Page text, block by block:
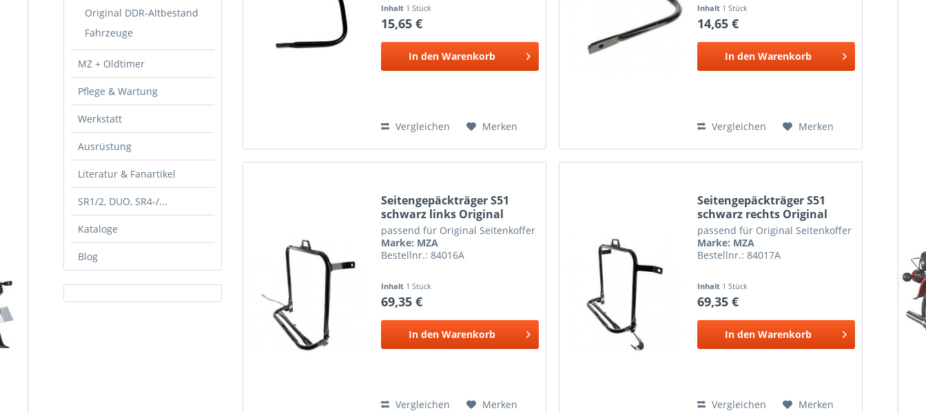
Original DDR-Altbestand
Fahrzeuge
MZ + Oldtimer
Pflege & Wartung
Werkstatt
Ausrüstung
Literatur & Fanartikel
SR1/2, DUO, SR4-/...
Kataloge
Blog
Inhalt 1 Stück
15,65 €
In den Warenkorb
Vergleichen Merken
Inhalt 1 Stück
14,65 €
In den Warenkorb
Vergleichen Merken
Seitengepäckträger S51
schwarz links Original
passend für Original Seitenkoffer
Marke: MZA
Bestellnr.: 84016A
Inhalt 1 Stück
69,35 €
In den Warenkorb
Vergleichen Merken
Seitengepäckträger S51
schwarz rechts Original
passend für Original Seitenkoffer
Marke: MZA
Bestellnr.: 84017A
Inhalt 1 Stück
69,35 €
In den Warenkorb
Vergleichen Merken